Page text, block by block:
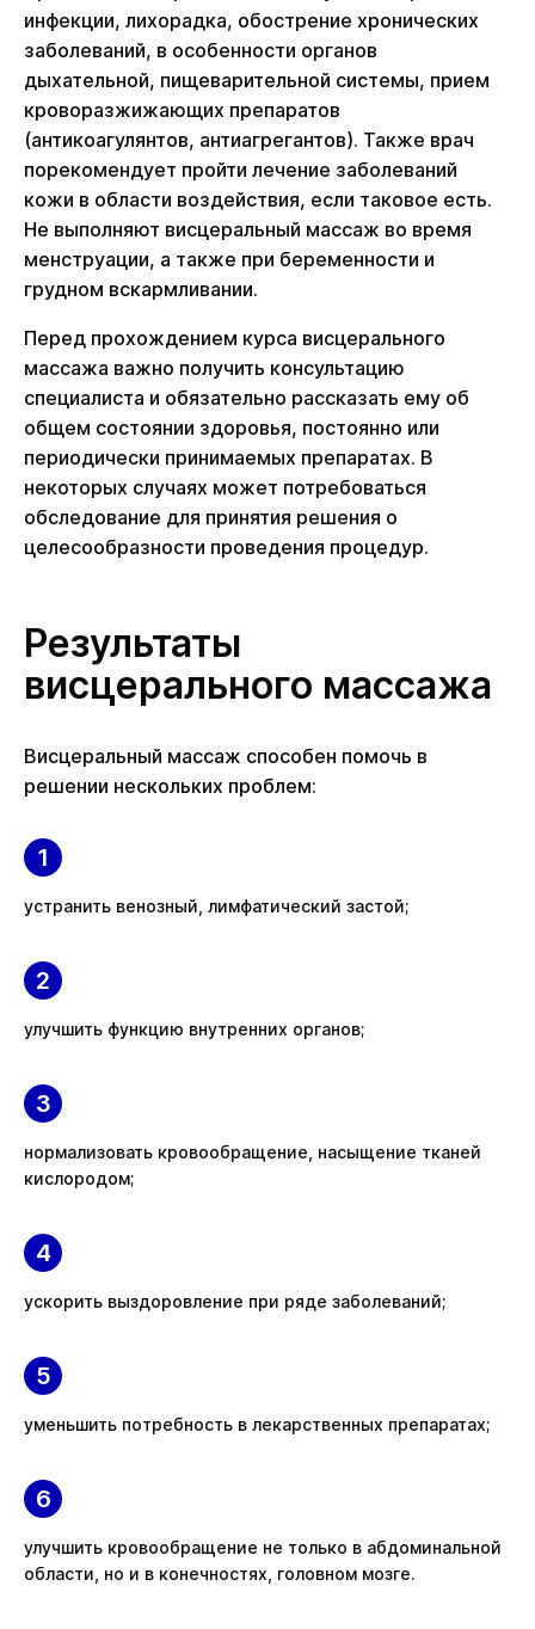
инфекции, лихорадка, обострение хронических
заболеваний, в особенности органов
дыхательной, пищеварительной системы, прием
кроворазжижающих препаратов
(антикоагулянтов, антиагрегантов). Также врач
порекомендует пройти лечение заболеваний
кожи в области воздействия, если таковое есть.
Не выполняют висцеральный массаж во время
менструации, а также при беременности и
грудном вскармливании.
Перед прохождением курса висцерального
массажа важно получить консультацию
специалиста и обязательно рассказать ему об
общем состоянии здоровья, постоянно или
периодически принимаемых препаратах. В
некоторых случаях может потребоваться
обследование для принятия решения о
целесообразности проведения процедур.
Результаты
висцерального массажа
Висцеральный массаж способен помочь в
решении нескольких проблем:
устранить венозный, лимфатический застой;
улучшить функцию внутренних органов;
нормализовать кровообращение, насыщение тканей
кислородом;
ускорить выздоровление при ряде заболеваний;
уменьшить потребность в лекарственных препаратах;
улучшить кровообращение не только в абдоминальной
области, но и в конечностях, головном мозге.